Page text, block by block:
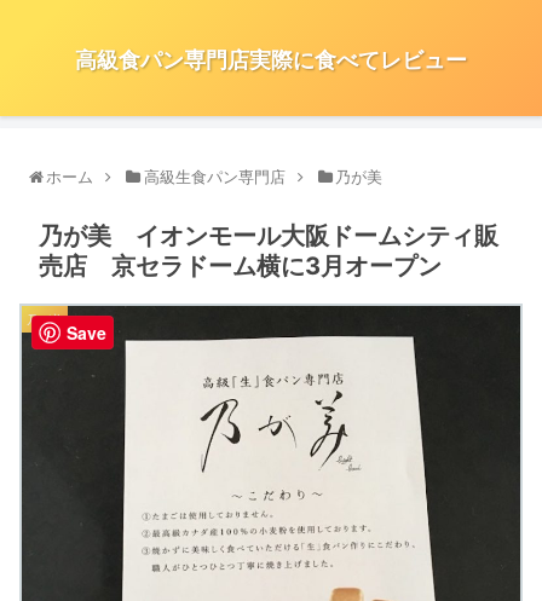
高級食パン専門店実際に食べてレビュー
ホーム 高級生食パン専門店 乃が美
乃が美 イオンモール大阪ドームシティ販
売店 京セラドーム横に3月オープン
乃が美
Save